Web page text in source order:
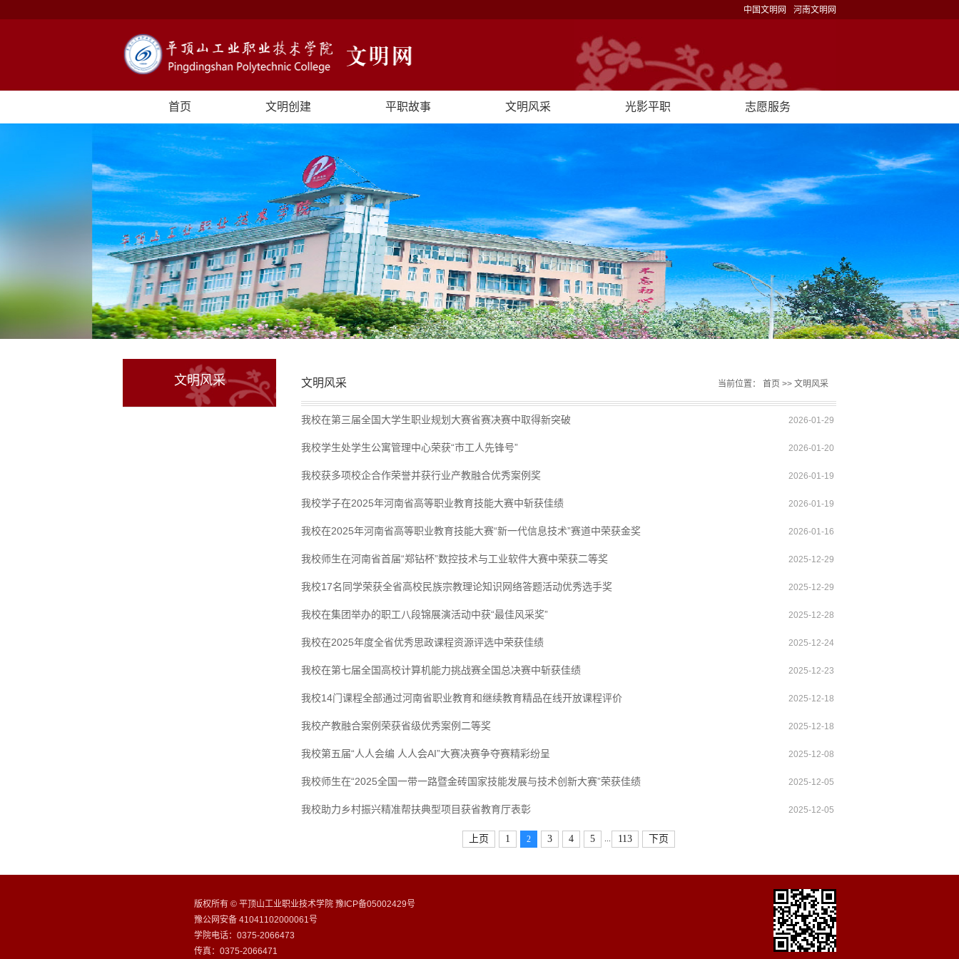
中国文明网 河南文明网
首页 文明创建 平职故事 文明风采 光影平职 志愿服务
文明风采 文明风采 当前位置： 首页 >> 文明风采
我校在第三届全国大学生职业规划大赛省赛决赛中取得新突破 2026-01-29
我校学生处学生公寓管理中心荣获“市工人先锋号” 2026-01-20
我校获多项校企合作荣誉并获行业产教融合优秀案例奖 2026-01-19
我校学子在2025年河南省高等职业教育技能大赛中斩获佳绩 2026-01-19
我校在2025年河南省高等职业教育技能大赛“新一代信息技术”赛道中荣获金奖 2026-01-16
我校师生在河南省首届“郑钻杯”数控技术与工业软件大赛中荣获二等奖 2025-12-29
我校17名同学荣获全省高校民族宗教理论知识网络答题活动优秀选手奖 2025-12-29
我校在集团举办的职工八段锦展演活动中获“最佳风采奖” 2025-12-28
我校在2025年度全省优秀思政课程资源评选中荣获佳绩 2025-12-24
我校在第七届全国高校计算机能力挑战赛全国总决赛中斩获佳绩 2025-12-23
我校14门课程全部通过河南省职业教育和继续教育精品在线开放课程评价 2025-12-18
我校产教融合案例荣获省级优秀案例二等奖 2025-12-18
我校第五届“人人会编 人人会AI”大赛决赛争夺赛精彩纷呈 2025-12-08
我校师生在“2025全国一带一路暨金砖国家技能发展与技术创新大赛”荣获佳绩 2025-12-05
我校助力乡村振兴精准帮扶典型项目获省教育厅表彰 2025-12-05
上页 1 2 3 4 5 113 下页
版权所有 © 平顶山工业职业技术学院 豫ICP备05002429号
豫公网安备 41041102000061号
学院电话：0375-2066473
传真：0375-2066471